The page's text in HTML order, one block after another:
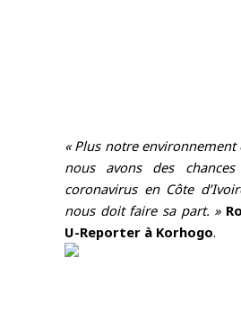
« Plus notre
nous avons des chances
coronavirus en Côte
nous doit faire sa part. »
U-Reporter à Korhogo.